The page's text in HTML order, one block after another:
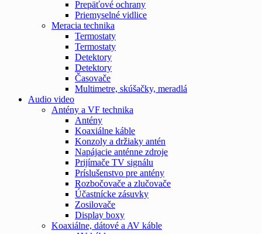
Prepäťové ochrany
Priemyselné vidlice
Meracia technika
Termostaty
Termostaty
Detektory
Detektory
Časovače
Multimetre, skúšačky, meradlá
Audio video
Antény a VF technika
Antény
Koaxiálne káble
Konzoly a držiaky antén
Napájacie anténne zdroje
Prijímače TV signálu
Príslušenstvo pre antény
Rozbočovače a zlučovače
Účastnícke zásuvky
Zosilovače
Display boxy
Koaxiálne, dátové a AV káble